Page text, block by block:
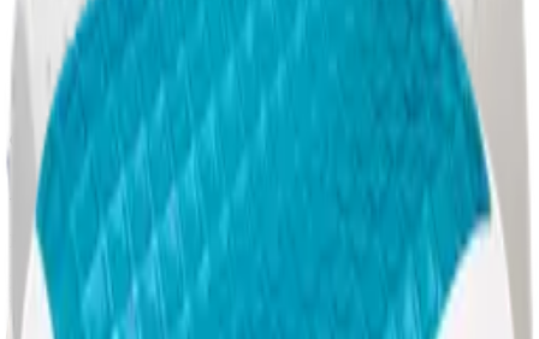
5ετής εγγύηση
στρώματα Estia
Κοπή στα μέτρα
ανά m³
Chapter ii.
Λεπτομέρειες προϊόντος
Επιλεγμένα υλικά, παραγωγή στη Θεσσαλονίκη, χωρίς μεσάζοντες.
Μαξιλάρι 242 50×70 cm. Μαξιλάρι με ιταλικό πουπουλόπανο 5A
polyester cotton ύφασμα και γέμιση μπιλάκι που προσφέρει ελαφρύ
και υγιεινό ύπνο.